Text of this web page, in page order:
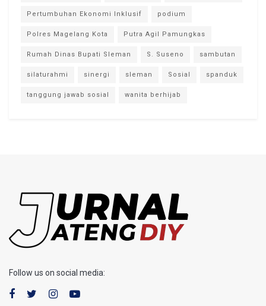
Pertumbuhan Ekonomi Inklusif podium
Polres Magelang Kota Putra Agil Pamungkas
Rumah Dinas Bupati Sleman S. Suseno sambutan
silaturahmi sinergi sleman Sosial spanduk
tanggung jawab sosial wanita berhijab
Follow us on social media: